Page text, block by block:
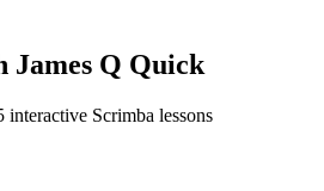
James Q Quick
Scrimba lessons